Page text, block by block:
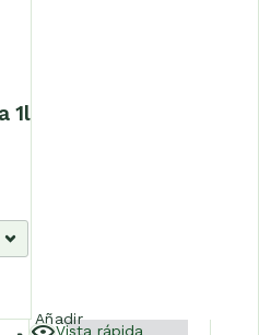
1l
Vista rápida
Añadir